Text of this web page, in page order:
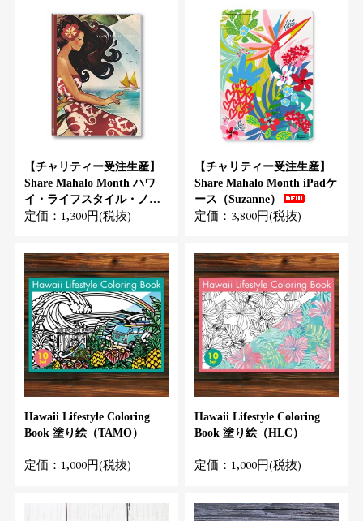
【チャリティー受注生産】
Share Mahalo Month ハワ
イ・ライフスタイル・ノー
ト（Kat）
定価：1,300円(税抜)
【チャリティー受注生産】
Share Mahalo Month iPadケ
ース（Suzanne）
定価：3,800円(税抜)
Hawaii Lifestyle Coloring
Book 塗り絵（TAMO）
定価：1,000円(税抜)
Hawaii Lifestyle Coloring
Book 塗り絵（HLC）
定価：1,000円(税抜)